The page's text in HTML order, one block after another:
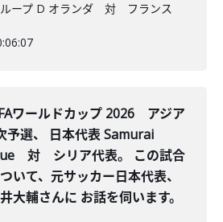
ループ D オランダ 対 フランス
ワールドカップ 2026 アジア
予選、 日本代表 Samurai
対 シリア代表。 この試合
いて、元サッカー日本代表、
大輔さんに お話を伺います。